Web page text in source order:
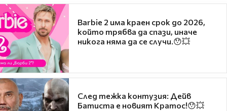
Barbie 2 има краен срок до 2026,
който трябва да спази, иначе
никога няма да се случи.😯💥
След тежка контузия: Дейв
Батиста е новият Кратос!😯💥